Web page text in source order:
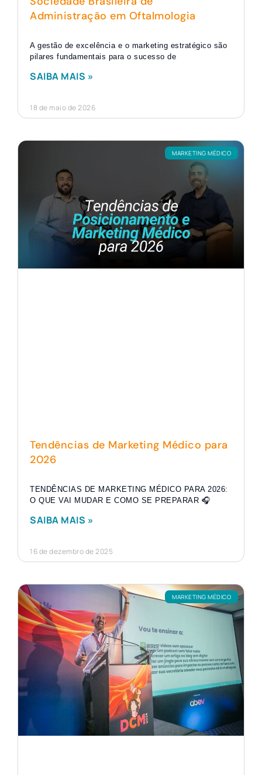
Administração em Oftalmologia
A gestão de excelência e o marketing estratégico são
pilares fundamentais para o sucesso de
SAIBA MAIS »
18 de maio de 2026
MARKETING MÉDICO
Tendências de Marketing Médico para
2026
TENDÊNCIAS DE MARKETING MÉDICO PARA 2026:
O QUE VAI MUDAR E COMO SE PREPARAR 🎧
SAIBA MAIS »
16 de dezembro de 2025
MARKETING MÉDICO